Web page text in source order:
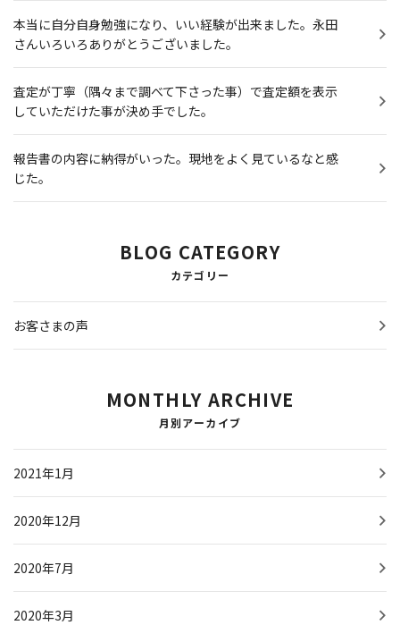
本当に自分自身勉強になり、いい経験が出来ました。永田
さんいろいろありがとうございました。
査定が丁寧（隅々まで調べて下さった事）で査定額を表示
していただけた事が決め手でした。
報告書の内容に納得がいった。現地をよく見ているなと感
じた。
BLOG CATEGORY
カテゴリー
お客さまの声
MONTHLY ARCHIVE
月別アーカイブ
2021年1月
2020年12月
2020年7月
2020年3月